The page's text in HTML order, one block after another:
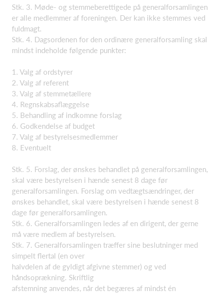
Stk. 3. Møde- og stemmeberettigede på generalforsamlingen
er alle medlemmer af foreningen. Der kan ikke stemmes ved
fuldmagt.
Stk. 4. Dagsordenen for den ordinære generalforsamling skal
mindst indeholde følgende punkter:
1. Valg af ordstyrer
2. Valg af referent
3. Valg af stemmetællere
4. Regnskabsaflæggelse
5. Behandling af indkomne forslag
6. Godkendelse af budget
7. Valg af bestyrelsesmedlemmer
8. Eventuelt
Stk. 5. Forslag, der ønskes behandlet på generalforsamlingen,
skal være bestyrelsen i hænde senest 8 dage før
generalforsamlingen. Forslag om vedtægtsændringer, der
ønskes behandlet, skal være bestyrelsen i hænde senest 8
dage før generalforsamlingen.
Stk. 6. Generalforsamlingen ledes af en dirigent, der gerne
må være medlem af bestyrelsen.
Stk. 7. Generalforsamlingen træffer sine beslutninger med
simpelt flertal (en over
halvdelen af de gyldigt afgivne stemmer) og ved
håndsoprækning. Skriftlig
afstemning anvendes, når det begæres af mindst én